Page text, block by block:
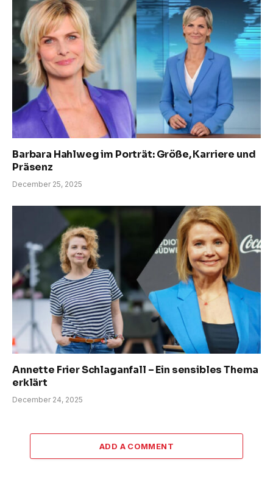
Barbara Hahlweg im Porträt: Größe, Karriere und
Präsenz
December 25, 2025
Annette Frier Schlaganfall – Ein sensibles Thema
erklärt
December 24, 2025
ADD A COMMENT